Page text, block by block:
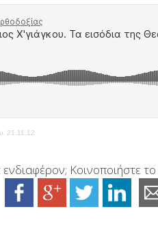
21.11.12
Κοινοποιήστε το